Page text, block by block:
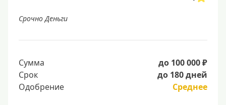
Срочно Деньги
Сумма
до 100 000 ₽
Срок
до 180 дней
Одобрение
Среднее